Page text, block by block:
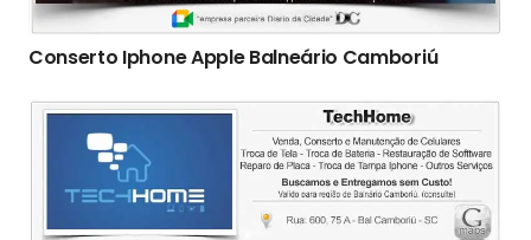
Conserto Iphone Apple Balneário Camboriú